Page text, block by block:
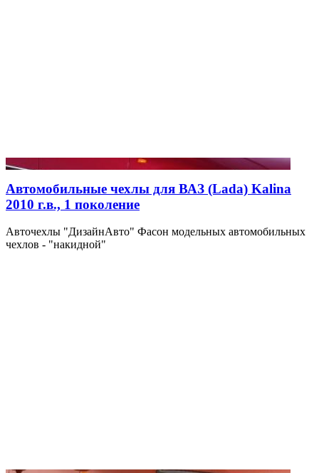
Автомобильные чехлы для ВАЗ (Lada) Kalina
2010 г.в., 1 поколение
Авточехлы "ДизайнАвто" Фасон модельных автомобильных
чехлов - "накидной"